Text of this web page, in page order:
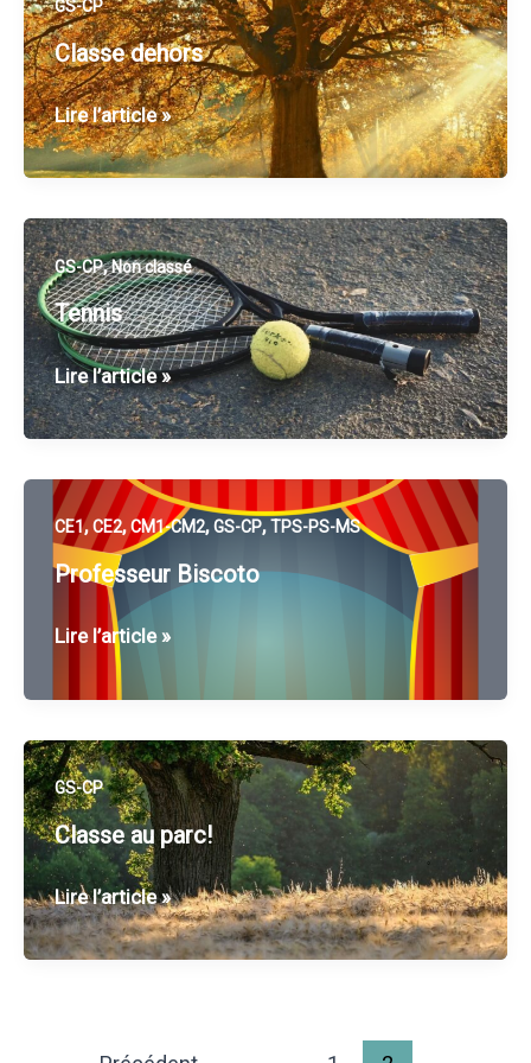
décembre
GS-CP
Classe dehors
Classe
dehors
Lire l’article »
GS-CP,Non classé
Tennis
Tennis
Lire l’article »
CE1,CE2,CM1-CM2,GS-CP,TPS-PS-MS
Professeur Biscoto
Professeur
Biscoto
Lire l’article »
GS-CP
Classe au parc!
Classe
au
parc!
Lire l’article »